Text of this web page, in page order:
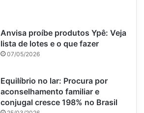
Anvisa proíbe produtos Ypê: Veja
lista de lotes e o que fazer
07/05/2026
Equilíbrio no lar: Procura por
aconselhamento familiar e
conjugal cresce 198% no Brasil